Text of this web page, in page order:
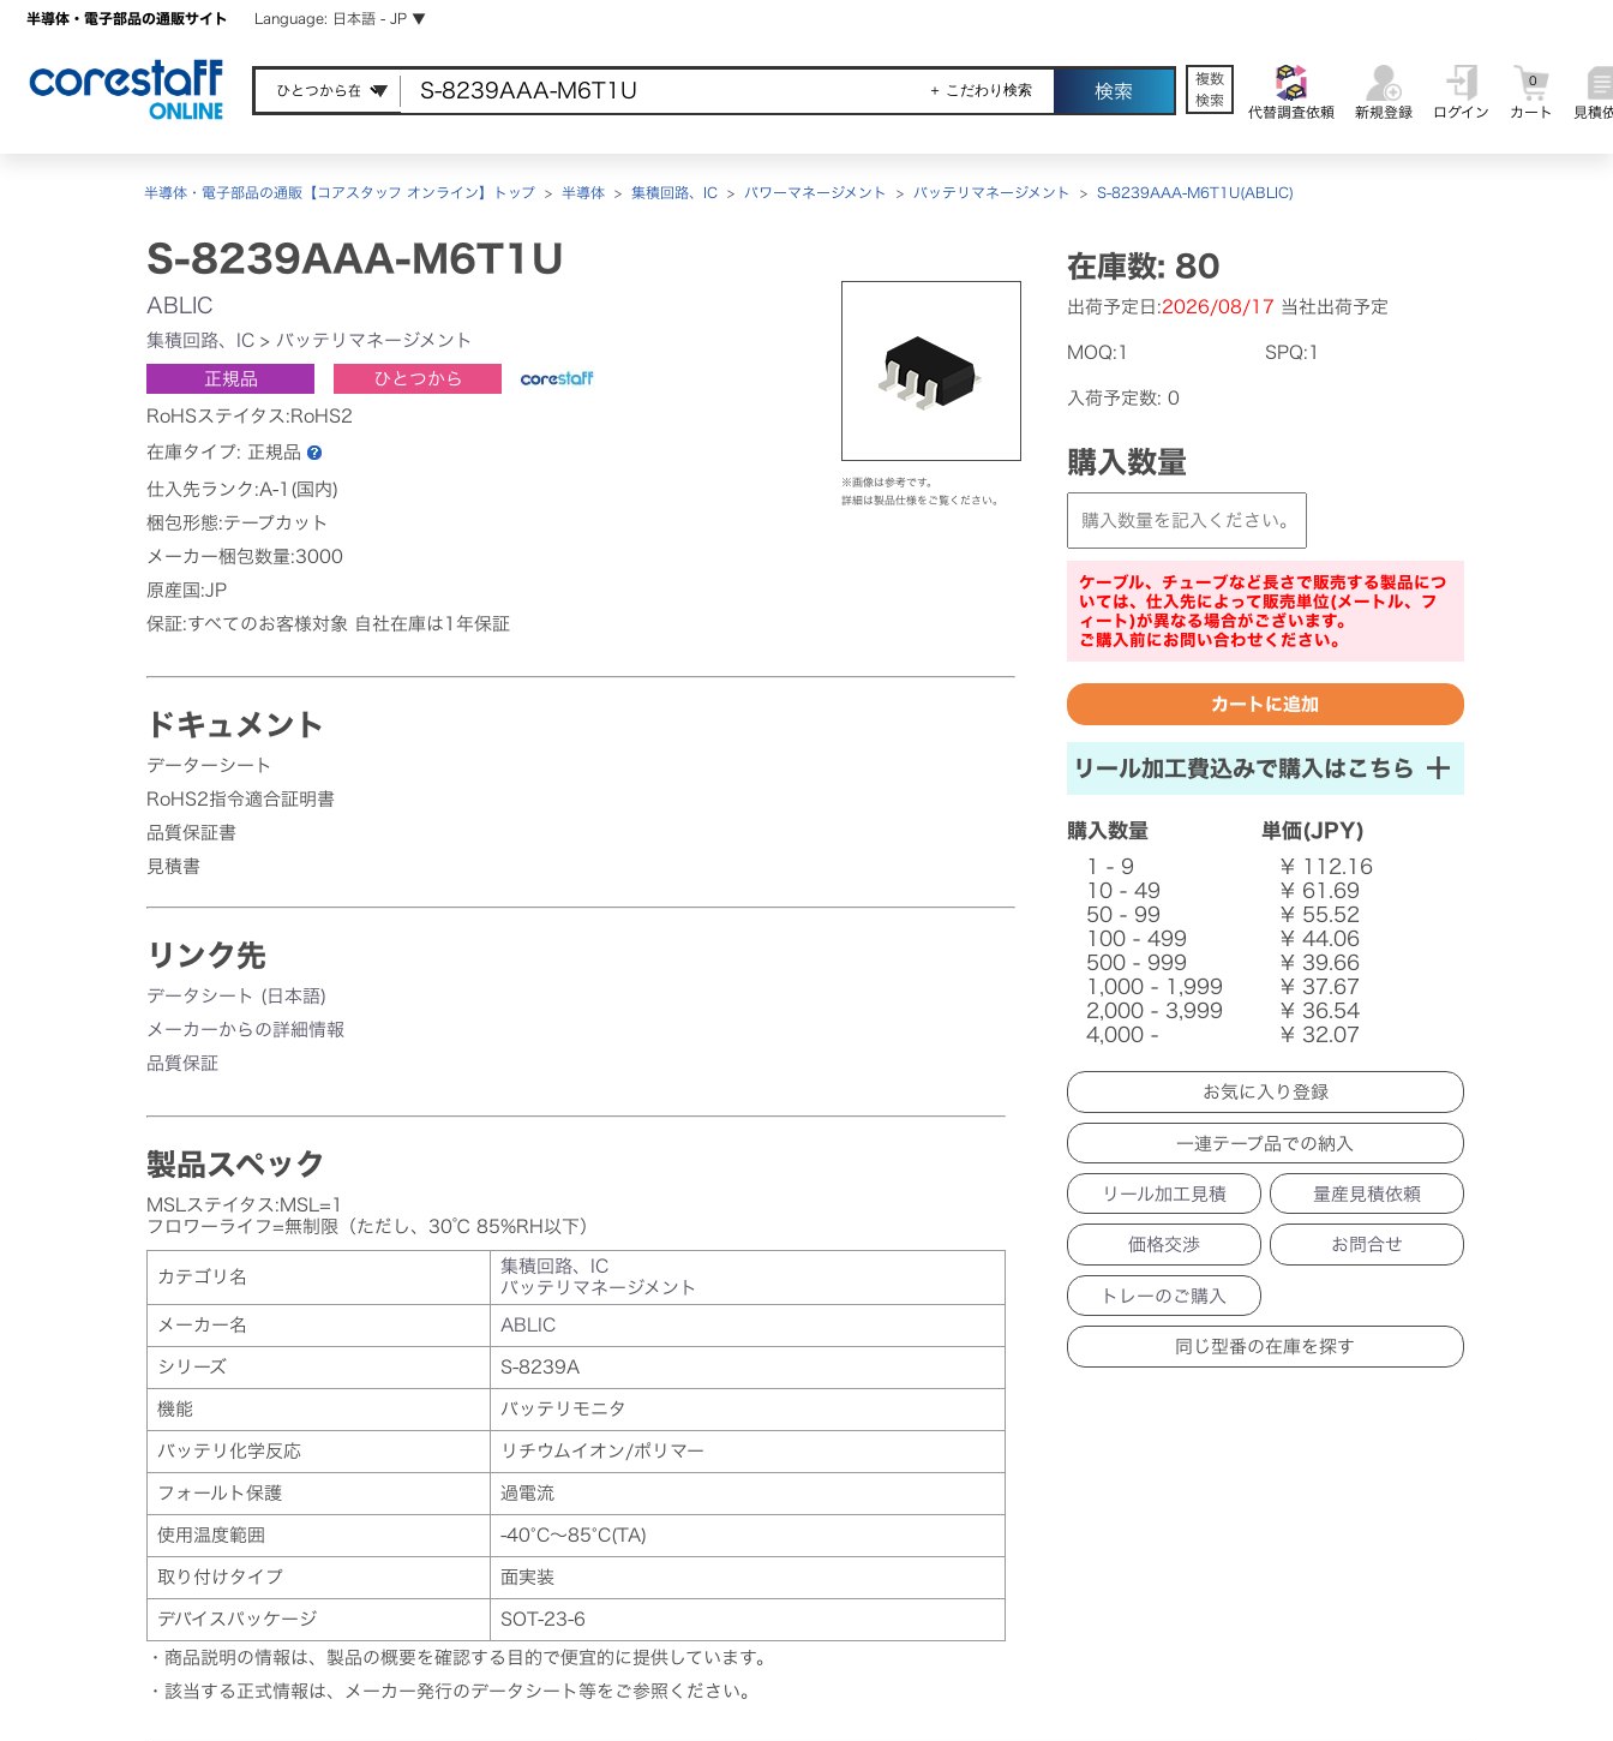
半導体・電子部品の通販サイト Language: 日本語 - JP ▼
＋ こだわり検索
複数
検索
代替調査依頼
新規登録 ログイン カート
0
見積
半導体・電子部品の通販【コアスタッフ オンライン】トップ > 半導体 > 集積回路、IC > パワーマネージメント > バッテリマネージメント > S-8239AAA-M6T1U(ABLIC)
S-8239AAA-M6T1U
ABLIC
集積回路、IC > バッテリマネージメント
正規品 ひとつから
RoHSステイタス:RoHS2
在庫タイプ: 正規品
仕入先ランク:A-1(国内)
梱包形態:テープカット
メーカー梱包数量:3000
原産国:JP
保証:すべてのお客様対象 自社在庫は1年保証
※画像は参考です。
詳細は製品仕様をご覧ください。
ドキュメント
データーシート
RoHS2指令適合証明書
品質保証書
見積書
リンク先
データシート (日本語)
メーカーからの詳細情報
品質保証
製品スペック
MSLステイタス:MSL=1
フロワーライフ=無制限（ただし、30℃ 85%RH以下）
カテゴリ名
集積回路、IC
バッテリマネージメント
メーカー名 ABLIC
シリーズ S-8239A
機能 バッテリモニタ
バッテリ化学反応 リチウムイオン/ポリマー
フォールト保護 過電流
使用温度範囲 -40°C～85°C(TA)
取り付けタイプ 面実装
デバイスパッケージ SOT-23-6
・商品説明の情報は、製品の概要を確認する目的で便宜的に提供しています。
・該当する正式情報は、メーカー発行のデータシート等をご参照ください。
在庫数: 80
出荷予定日:2026/08/17 当社出荷予定
MOQ:1 SPQ:1
入荷予定数: 0
購入数量
ケーブル、チューブなど長さで販売する製品につ
いては、仕入先によって販売単位(メートル、フ
ィート)が異なる場合がございます。
ご購入前にお問い合わせください。
リール加工費込みで購入はこちら
購入数量
単価(JPY)
1 - 9
¥ 112.16
10 - 49
¥ 61.69
50 - 99
¥ 55.52
100 - 499
¥ 44.06
500 - 999
¥ 39.66
1,000 - 1,999
¥ 37.67
2,000 - 3,999
¥ 36.54
4,000 -
¥ 32.07
一連テープ品での納入
リール加工見積 量産見積依頼
価格交渉 お問合せ
トレーのご購入